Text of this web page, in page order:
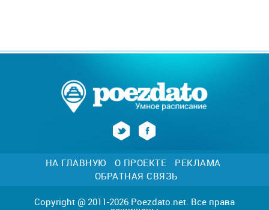
НА ГЛАВНУЮ О ПРОЕКТЕ
РЕКЛАМА
ОБРАТНАЯ СВЯЗЬ
Copyright @ 2011-2026 Poezdato.net. Все права